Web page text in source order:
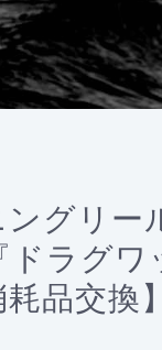
ングリー
ドラグ
品交換】